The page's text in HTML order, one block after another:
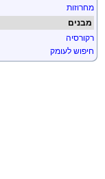
מחרוזות
מבנים
רקורסיה
חיפוש לעומק